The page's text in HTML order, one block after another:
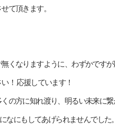
て頂きます。
くなりますように、わずかですが
！ 応援しています！
の方に知れ渡り、明るい未来に繋
なにもしてあげられませんでした